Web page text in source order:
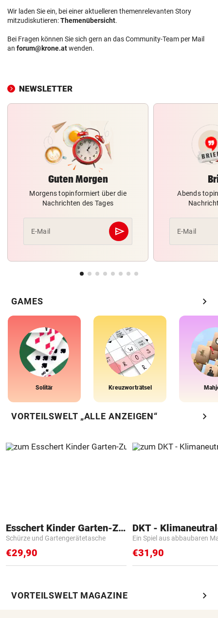
Wir laden Sie ein, bei einer aktuelleren themenrelevanten Story
mitzudiskutieren:Themenübersicht.
Bei Fragen können Sie sich gern an das Community-Team per Mail
an forum@krone.atwenden.
NEWSLETTER
Guten Morgen
Morgens topinformiert über die
Nachrichten des Tages
E-Mail send
Abschicken
Abends
E-Mail
GAMES chevron_right
Solitär Kreuzworträtsel
VORTEILSWELT „ALLE ANZEIGEN“ chevron_right
Esschert Kinder Garten-Zubehör
Schürze und Gartengerätetasche
€29,90
Ein Spiel aus abbaubaren
€31,90
VORTEILSWELT MAGAZINE chevron_right